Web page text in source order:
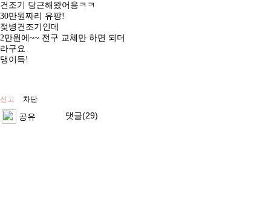
건조기 당근해왔어용ㅋㅋ
30만원짜리 유팡!
젖병건조기인데
2만원에~~ 전구 교체만 하면 되더
라구요
댕이득!
신고 차단
공유 댓글(29)